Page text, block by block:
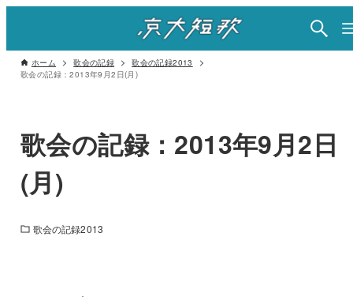
ホーム 歌会の記録
歌会の記録2013
歌会の記録：2013年9月2日(月)
歌会の記録：2013年9月2日
(月)
歌会の記録2013